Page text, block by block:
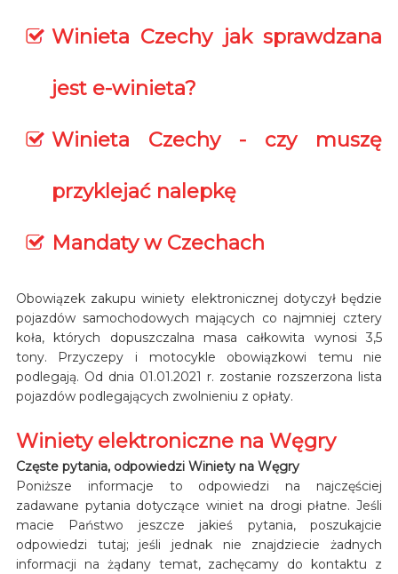
Winieta Czechy jak sprawdzana
jest e-winieta?
Winieta Czechy - czy muszę
przyklejać nalepkę
Mandaty w Czechach
Obowiązek zakupu winiety elektronicznej dotyczył będzie
pojazdów samochodowych mających co najmniej cztery
koła, których dopuszczalna masa całkowita wynosi 3,5
tony. Przyczepy i motocykle obowiązkowi temu nie
podlegają. Od dnia 01.01.2021 r. zostanie rozszerzona lista
pojazdów podlegających zwolnieniu z opłaty.
Winiety elektroniczne na Węgry
Częste pytania, odpowiedzi Winiety na Węgry
Poniższe informacje to odpowiedzi na najczęściej
zadawane pytania dotyczące winiet na drogi płatne. Jeśli
macie Państwo jeszcze jakieś pytania, poszukajcie
odpowiedzi tutaj; jeśli jednak nie znajdziecie żadnych
informacji na żądany temat, zachęcamy do kontaktu z